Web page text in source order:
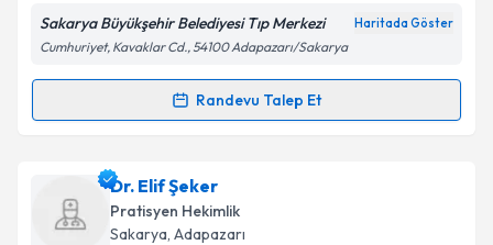
Kişisel verilerimin işlenmesine ilişkin
Metni'ni okudum ve kişisel verilerimin belirtilen
Takvim Talebini Gönder
Sakarya Büyükşehir Belediyesi Tıp Merkezi Haritada Göster
Cumhuriyet, Kavaklar Cd., 54100 Adapazarı/Sakarya
Randevu Talep Et
Randevu Takvimi Talebi
Dr. Elif Yazıcıoğluiçin randevu takvimi talebi
oluşturun. Size bu uzmandan randevu almanız için bir
takvim hazırlandığında e-posta ile bilgilendireceğiz.
Dr. Elif Şeker
Pratisyen Hekimlik
Sakarya, Adapazarı